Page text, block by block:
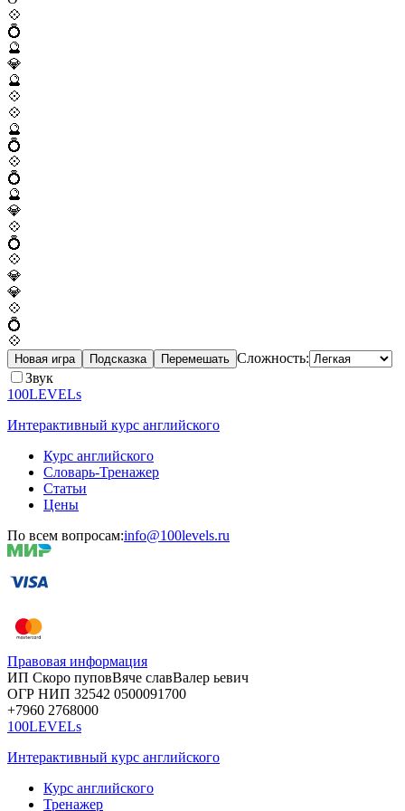
💠
💍
🔮
💎
🔮
💠
💠
🔮
💍
💠
💍
🔮
💎
💠
💍
💠
💎
💎
💠
💍
💠
Новая игра Подсказка Перемешать Сложность:
Звук
100LEVELs
Интерактивный курс английского
Курс английского
Словарь-Тренажер
Статьи
Цены
По всем вопросам:info@100levels.ru
Правовая информация
ИП Скоро пуповВяче славВалер ьевич
ОГР НИП 32542 0500091700
+7960 2768000
100LEVELs
Интерактивный курс английского
Курс английского
Тренажер